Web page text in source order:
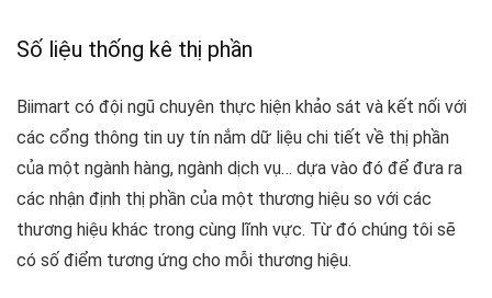
Số liệu thống kê thị phần
Biimart có đội ngũ chuyên thực hiện khảo sát và kết nối với
các cổng thông tin uy tín nắm dữ liệu chi tiết về thị phần
của một ngành hàng, ngành dịch vụ… dựa vào đó để đưa ra
các nhận định thị phần của một thương hiệu so với các
thương hiệu khác trong cùng lĩnh vực. Từ đó chúng tôi sẽ
có số điểm tương ứng cho mỗi thương hiệu.